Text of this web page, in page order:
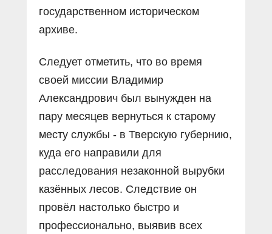
государственном историческом
архиве.
Следует отметить, что во время
своей миссии Владимир
Александрович был вынужден на
пару месяцев вернуться к старому
месту службы - в Тверскую губернию,
куда его направили для
расследования незаконной вырубки
казённых лесов. Следствие он
провёл настолько быстро и
профессионально, выявив всех